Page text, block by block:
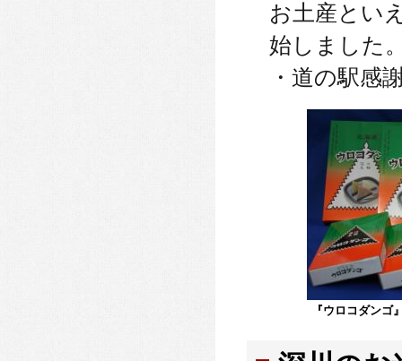
お土産とい
始しました
・道の駅感
『ウロコダンゴ